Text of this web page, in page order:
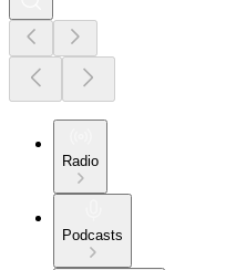
Radio
Podcasts